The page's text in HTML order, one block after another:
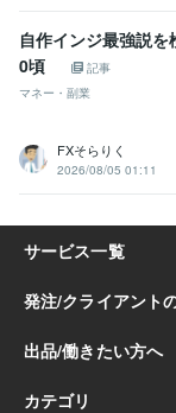
自作インジ最強
0頃
記事
マネー・副業
FXそらりく
2026/08/05 01:11